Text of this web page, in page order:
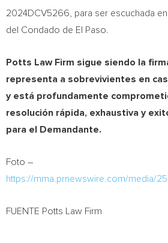
2024DCV5266, para ser escuchada
del Condado de El Paso
Potts Law Firm sigue siendo la
representa a sobrevivientes en
y está profundamente
resolución rápida, exhaustiva y
para el Demandante.
Foto –
https://mma.prnewswire.com/media/
FUENTE Potts Law Firm